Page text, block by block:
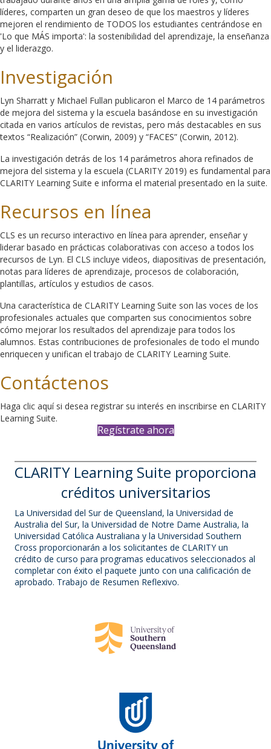
líderes, comparten un gran deseo de que los maestros y líderes
mejoren el rendimiento de TODOS los estudiantes centrándose en
'Lo que MÁS importa': la sostenibilidad del aprendizaje, la enseñanza
y el liderazgo.
Investigación
Lyn Sharratt y Michael Fullan publicaron el Marco de 14 parámetros
de mejora del sistema y la escuela basándose en su investigación
citada en varios artículos de revistas, pero más destacables en sus
textos “Realización” (Corwin, 2009) y “FACES” (Corwin, 2012).
La investigación detrás de los 14 parámetros ahora refinados de
mejora del sistema y la escuela (CLARITY 2019) es fundamental para
CLARITY Learning Suite e informa el material presentado en la suite.
Recursos en línea
CLS es un recurso interactivo en línea para aprender, enseñar y
liderar basado en prácticas colaborativas con acceso a todos los
recursos de Lyn. El CLS incluye videos, diapositivas de presentación,
notas para líderes de aprendizaje, procesos de colaboración,
plantillas, artículos y estudios de casos.
Una característica de CLARITY Learning Suite son las voces de los
profesionales actuales que comparten sus conocimientos sobre
cómo mejorar los resultados del aprendizaje para todos los
alumnos. Estas contribuciones de profesionales de todo el mundo
enriquecen y unifican el trabajo de CLARITY Learning Suite.
Contáctenos
Haga clic aquí si desea registrar su interés en inscribirse en CLARITY
Learning Suite.
Regístrate ahora
CLARITY Learning Suite proporciona
créditos universitarios
La Universidad del Sur de Queensland, la Universidad de
Australia del Sur, la Universidad de Notre Dame Australia, la
Universidad Católica Australiana y la Universidad Southern
Cross proporcionarán a los solicitantes de CLARITY un
crédito de curso para programas educativos seleccionados al
completar con éxito el paquete junto con una calificación de
aprobado. Trabajo de Resumen Reflexivo.